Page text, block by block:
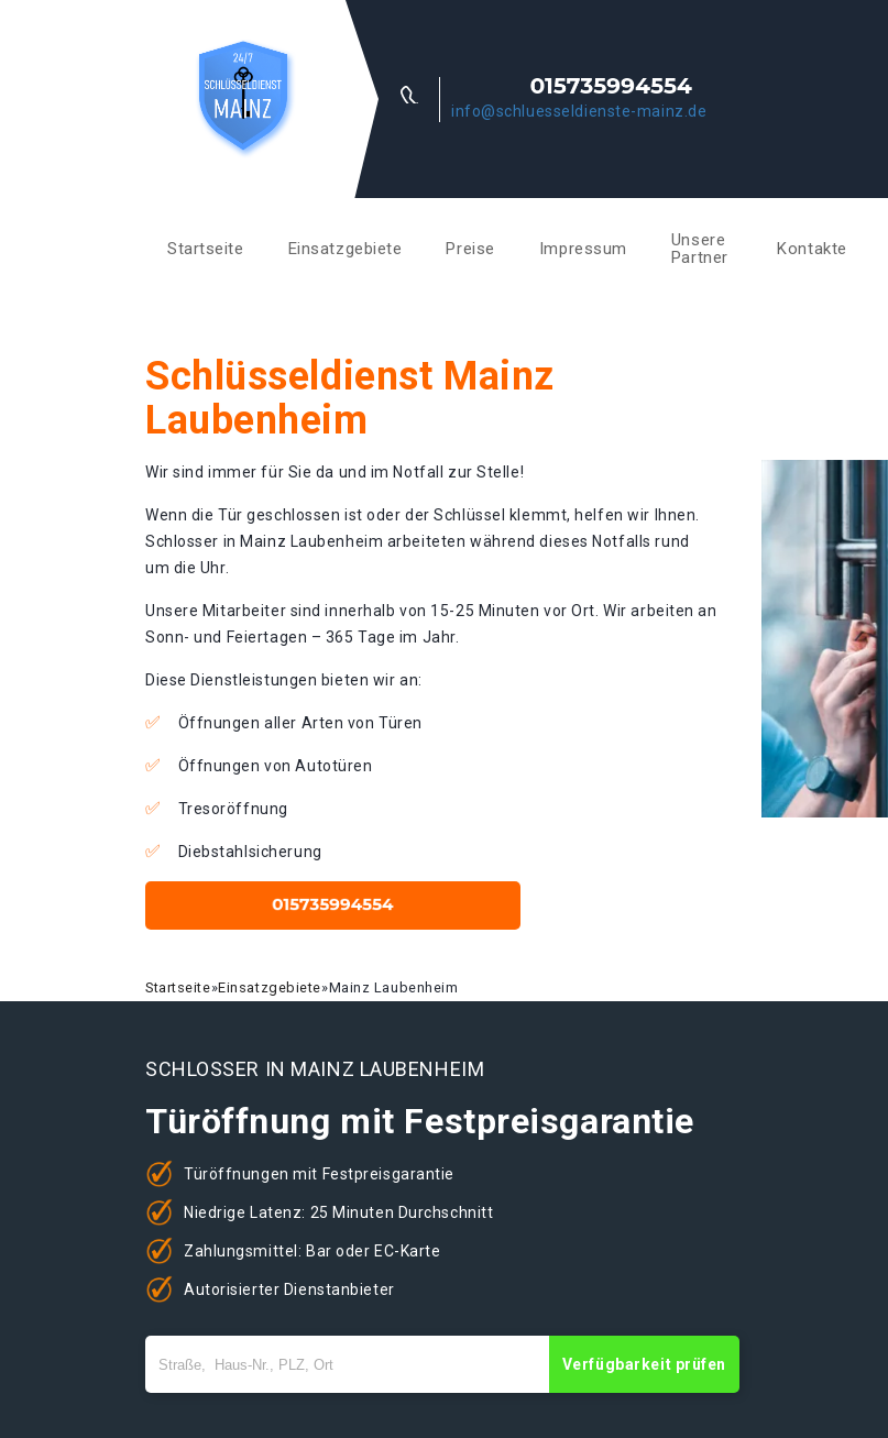
info@schluesseldienste-mainz.de
Startseite Einsatzgebiete Preise Impressum
Unsere
Partner
Kontakte
Schlüsseldienst Mainz
Laubenheim
Wir sind immer für Sie da und im Notfall zur Stelle!
Wenn die Tür geschlossen ist oder der Schlüssel klemmt, helfen wir Ihnen.
Schlosser in Mainz Laubenheim arbeiteten während dieses Notfalls rund
um die Uhr.
Unsere Mitarbeiter sind innerhalb von 15-25 Minuten vor Ort. Wir arbeiten an
Sonn- und Feiertagen – 365 Tage im Jahr.
Diese Dienstleistungen bieten wir an:
Öffnungen aller Arten von Türen
Öffnungen von Autotüren
Tresoröffnung
Diebstahlsicherung
Startseite»Einsatzgebiete»Mainz Laubenheim
SCHLOSSER IN MAINZ LAUBENHEIM
Türöffnung mit Festpreisgarantie
Türöffnungen mit Festpreisgarantie
Niedrige Latenz: 25 Minuten Durchschnitt
Zahlungsmittel: Bar oder EC-Karte
Autorisierter Dienstanbieter
Verfügbarkeit prüfen